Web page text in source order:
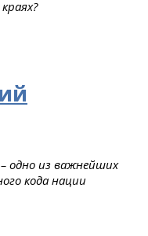
одно из важнейших
кода нации